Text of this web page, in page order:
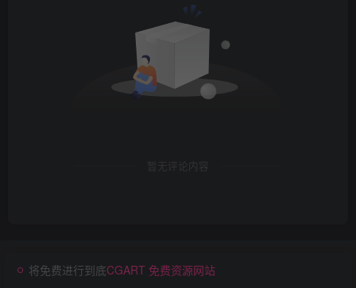
暂无评论内容
将免费进行到底CGART 免费资源网站